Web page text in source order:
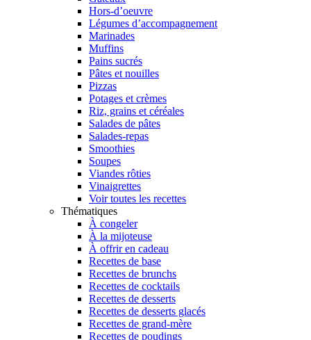
Hors-d’oeuvre
Légumes d’accompagnement
Marinades
Muffins
Pains sucrés
Pâtes et nouilles
Pizzas
Potages et crèmes
Riz, grains et céréales
Salades de pâtes
Salades-repas
Smoothies
Soupes
Viandes rôties
Vinaigrettes
Voir toutes les recettes
Thématiques
À congeler
À la mijoteuse
À offrir en cadeau
Recettes de base
Recettes de brunchs
Recettes de cocktails
Recettes de desserts
Recettes de desserts glacés
Recettes de grand-mère
Recettes de poudings